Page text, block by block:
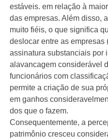
estáveis. em relação à
das empresas. Além disso,
muito fiéis, o que significa
deslocar entre as empresas
assinatura substanciais por
alavancagem considerável
funcionários com
permite a criação de sua
em ganhos
dos que o fazem.
Consequentemente, a
patrimônio cresceu